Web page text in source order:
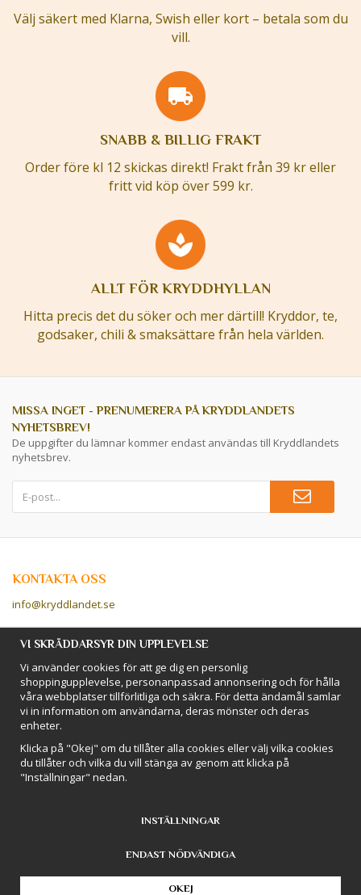
Välj säkert med Klarna, Swish eller kort – betala som du
vill.
SNABB & BILLIG FRAKT
Order före kl 12 skickas direkt! Frakt från 39 kr eller
fritt vid köp över 599 kr.
ALLT FÖR KRYDDHYLLAN
Hitta precis det du söker och mer därtill! Kryddor, te,
godsaker, chili & smaksättare från hela världen.
MISSA INGET - PRENUMERERA PÅ KRYDDLANDETS
NYHETSBREV!
De uppgifter du lämnar kommer endast användas till Kryddlandets
nyhetsbrev.
KONTAKTA OSS
info@kryddlandet.se
Följ oss på Facebook!
Följ oss på Instagram!
BETALSÄTT
Hos Kryddlandet handlar du tryggt & säkert - och betalar enkelt med
kort, Klarna eller swish!
VI SKRÄDDARSYR DIN UPPLEVELSE
Vi använder cookies för att ge dig en personlig
shoppingupplevelse, personanpassad annonsering och för hålla
våra webbplatser tillförlitliga och säkra. För detta ändamål samlar
vi in information om användarna, deras mönster och deras
enheter.
Klicka på "Okej" om du tillåter alla cookies eller välj vilka cookies
du tillåter och vilka du vill stänga av genom att klicka på
"Inställningar" nedan.
INSTÄLLNINGAR
ENDAST NÖDVÄNDIGA
OKEJ